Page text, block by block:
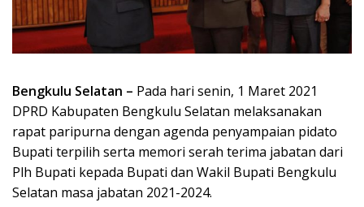
Bengkulu Selatan – Pada hari senin, 1 Maret 2021
DPRD Kabupaten Bengkulu Selatan melaksanakan
rapat paripurna dengan agenda penyampaian pidato
Bupati terpilih serta memori serah terima jabatan dari
Plh Bupati kepada Bupati dan Wakil Bupati Bengkulu
Selatan masa jabatan 2021-2024.